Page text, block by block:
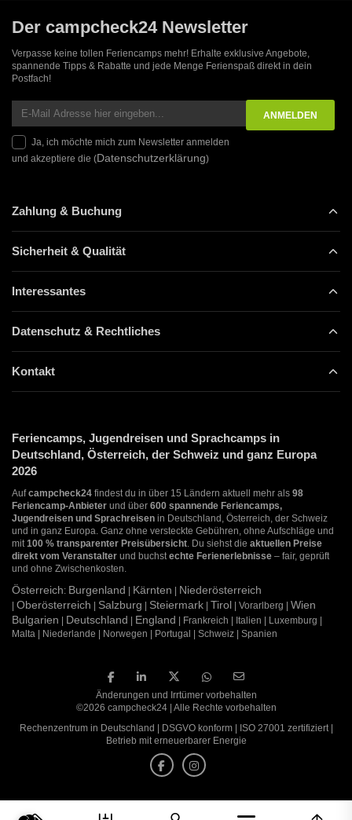
Der campcheck24 Newsletter
Verpasse keine tollen Feriencamps mehr! Erhalte exklusive Angebote,
spannende Tipps & Rabatte und jede Menge Ferienspaß direkt in dein
Postfach!
Ja, ich möchte mich zum Newsletter anmelden
und akzeptiere die (Datenschutzerklärung)
Zahlung & Buchung
Sicherheit & Qualität
Interessantes
Datenschutz & Rechtliches
Kontakt
Feriencamps, Jugendreisen und Sprachcamps in
Deutschland, Österreich, der Schweiz und ganz Europa
2026
Aufcampcheck24 findest du in über 15 Ländern aktuell mehr als 98
Feriencamp-Anbieter und über 600 spannende Feriencamps,
Jugendreisen und Sprachreisen in Deutschland, Österreich, der Schweiz
und in ganz Europa. Ganz ohne versteckte Gebühren, ohne Aufschläge und
mit100 % transparenter Preisübersicht. Du siehst die aktuellen Preise
direkt vom Veranstalter und buchstechte Ferienerlebnisse – fair, geprüft
und ohne Zwischenkosten.
Österreich: Burgenland Kärnten Niederösterreich
Oberösterreich Salzburg Steiermark Tirol | Vorarlberg | Wien
Bulgarien
Deutschland England | Frankreich | Italien | Luxemburg |
Malta | Niederlande | Norwegen | Portugal | Schweiz | Spanien
Änderungen und Irrtümer vorbehalten
©2026 campcheck24 | Alle Rechte vorbehalten
Rechenzentrum in Deutschland | DSGVO konform | ISO 27001 zertifiziert |
Betrieb mit erneuerbarer Energie